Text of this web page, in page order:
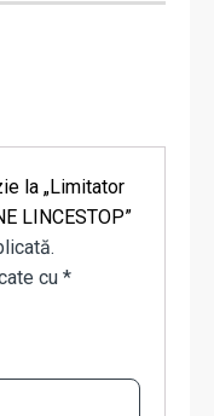
la „Limitator
LINCESTOP”
cu *